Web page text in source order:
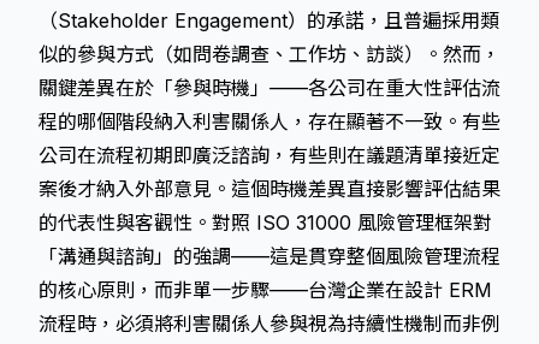
（Stakeholder Engagement）的承諾，且普遍採用類
似的參與方式（如問卷調查、工作坊、訪談）。然而，
關鍵差異在於「參與時機」——各公司在重大性評估流
程的哪個階段納入利害關係人，存在顯著不一致。有些
公司在流程初期即廣泛諮詢，有些則在議題清單接近定
案後才納入外部意見。這個時機差異直接影響評估結果
的代表性與客觀性。對照 ISO 31000 風險管理框架對
「溝通與諮詢」的強調——這是貫穿整個風險管理流程
的核心原則，而非單一步驟——台灣企業在設計 ERM
流程時，必須將利害關係人參與視為持續性機制而非例